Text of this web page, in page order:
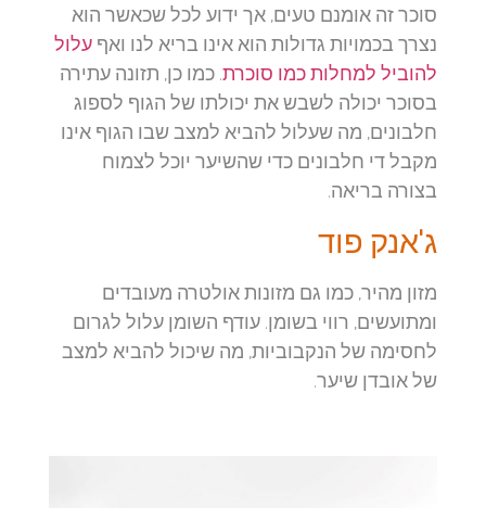
סוכר זה אומנם טעים, אך ידוע לכל שכאשר הוא
נצרך בכמויות גדולות הוא אינו בריא לנו ואףעלול
להוביל למחלות כמו סוכרת. כמו כן, תזונה עתירה
בסוכר יכולה לשבש את יכולתו של הגוף לספוג
חלבונים, מה שעלול להביא למצב שבו הגוף אינו
מקבל די חלבונים כדי שהשיער יוכל לצמוח
בצורה בריאה.
ג'אנק פוד
מזון מהיר, כמו גם מזונות אולטרה מעובדים
ומתועשים, רווי בשומן. עודף השומן עלול לגרום
לחסימה של הנקבוביות, מה שיכול להביא למצב
של אובדן שיער.